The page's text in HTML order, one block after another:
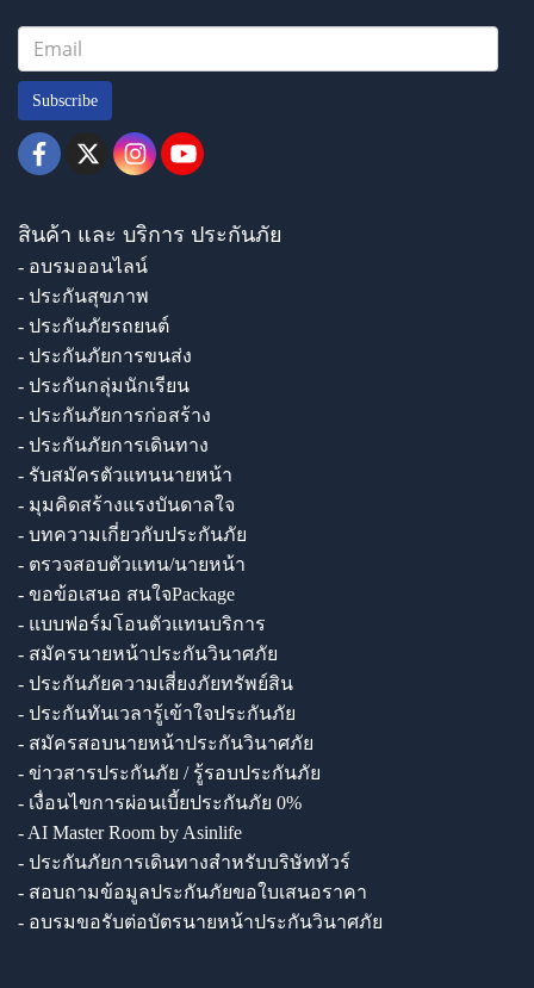
Subscribe
สินค้า และ บริการ ประกันภัย
- อบรมออนไลน์
- ประกันสุขภาพ
- ประกันภัยรถยนต์
- ประกันภัยการขนส่ง
- ประกันกลุ่มนักเรียน
- ประกันภัยการก่อสร้าง
- ประกันภัยการเดินทาง
- รับสมัครตัวแทนนายหน้า
- มุมคิดสร้างแรงบันดาลใจ
- บทความเกี่ยวกับประกันภัย
- ตรวจสอบตัวแทน/นายหน้า
- ขอข้อเสนอ สนใจPackage
- แบบฟอร์มโอนตัวแทนบริการ
- สมัครนายหน้าประกันวินาศภัย
- ประกันภัยความเสี่ยงภัยทรัพย์สิน
- ประกันทันเวลารู้เข้าใจประกันภัย
- สมัครสอบนายหน้าประกันวินาศภัย
- ข่าวสารประกันภัย / รู้รอบประกันภัย
- เงื่อนไขการผ่อนเบี้ยประกันภัย 0%
- AI Master Room by Asinlife
- ประกันภัยการเดินทางสำหรับบริษัททัวร์
- สอบถามข้อมูลประกันภัยขอใบเสนอราคา
- อบรมขอรับต่อบัตรนายหน้าประกันวินาศภัย